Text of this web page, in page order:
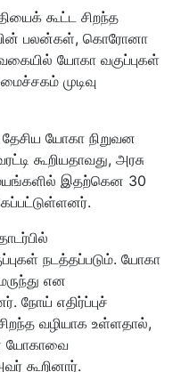
கூட்ட சிறந்த
பலன்கள், கொரோனா
யோகா வகுப்புகள்
முடிவு
தேசிய யோகா நிறுவன
கூறியதாவது, அரசு
இதற்கென 30
நடத்தப்படும். யோகா
என
நோய் எதிர்ப்புச்
வழியாக உள்ளதால்,
யோகாவை
கூறினார்.